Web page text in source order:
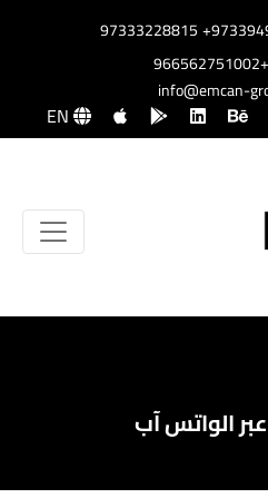
+966562751002
info@emcan-
EN
الواتس آب